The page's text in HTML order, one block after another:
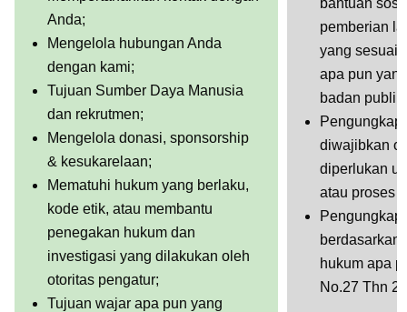
Anda;
Mengelola hubungan Anda
dengan kami;
Tujuan Sumber Daya Manusia
dan rekrutmen;
Mengelola donasi, sponsorship
& kesukarelaan;
Mematuhi hukum yang berlaku,
kode etik, atau membantu
penegakan hukum dan
investigasi yang dilakukan oleh
otoritas pengatur;
Tujuan wajar apa pun yang
bantuan
pemberian
yang sesuai
apa pun
badan publik;
diwajibkan
diperlukan
atau proses
berdasarkan
hukum apa
No.27 Thn